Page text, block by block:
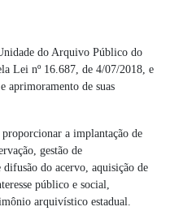
do Arquivo Público do
Lei nº 16.687, de 4/07/2018, e
aprimoramento de suas
a implantação de
gestão de
difusão do acervo, aquisição de
público e social,
arquivístico estadual.